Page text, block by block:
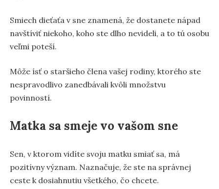
Smiech dieťaťa v sne znamená, že dostanete nápad
navštíviť niekoho, koho ste dlho nevideli, a to tú osobu
veľmi poteší.
Môže ísť o staršieho člena vašej rodiny, ktorého ste
nespravodlivo zanedbávali kvôli množstvu
povinností.
Matka sa smeje vo vašom sne
Sen, v ktorom vidíte svoju matku smiať sa, má
pozitívny význam. Naznačuje, že ste na správnej
ceste k dosiahnutiu všetkého, čo chcete.